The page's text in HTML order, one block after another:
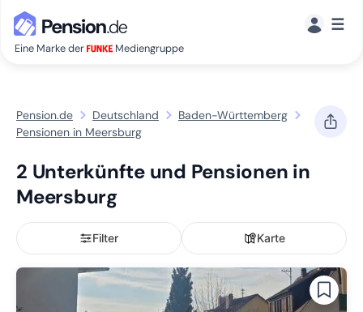
Eine Marke der Mediengruppe
☰
Pension.de Deutschland
Baden-Württemberg
Pensionen in Meersburg
2 Unterkünfte und Pensionen in
Meersburg
Filter Karte